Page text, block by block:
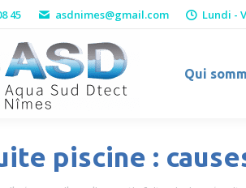
45 asdnimes@gmail.com Lundi -
Qui
piscine :